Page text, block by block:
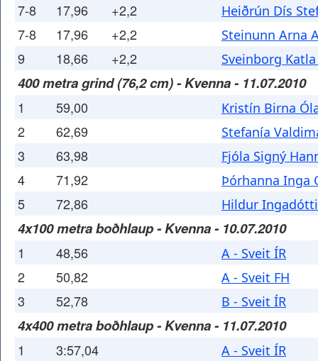
7-8 17,96 +2,2 Heiðrún Dís
7-8 17,96 +2,2 Steinunn Arna
9 18,66 +2,2 Sveinborg
400 metra grind (76,2 cm) - Kvenna - 11.07.2010
1 59,00 Kristín Birna
2 62,69 Stefanía
3 63,98 Fjóla Signý
4 71,92 Þórhanna Inga
5 72,86 Hildur
4x100 metra boðhlaup - Kvenna - 10.07.2010
1 48,56 A - Sveit ÍR
2 50,82 A - Sveit FH
3 52,78 B - Sveit ÍR
4x400 metra boðhlaup - Kvenna - 11.07.2010
1 3:57,04 A - Sveit ÍR